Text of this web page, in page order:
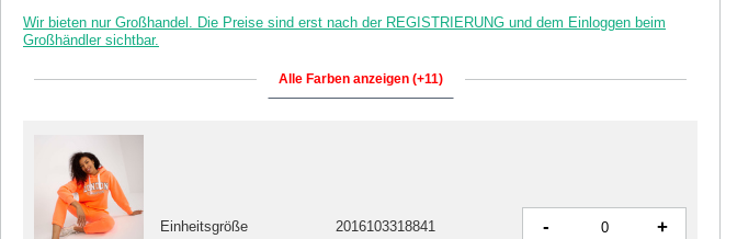
Wir bieten nur Großhandel. Die Preise sind erst nach der REGISTRIERUNG und dem Einloggen beim
Großhändler sichtbar.
Alle Farben anzeigen (+11)
Einheitsgröße 2016103318841 - +